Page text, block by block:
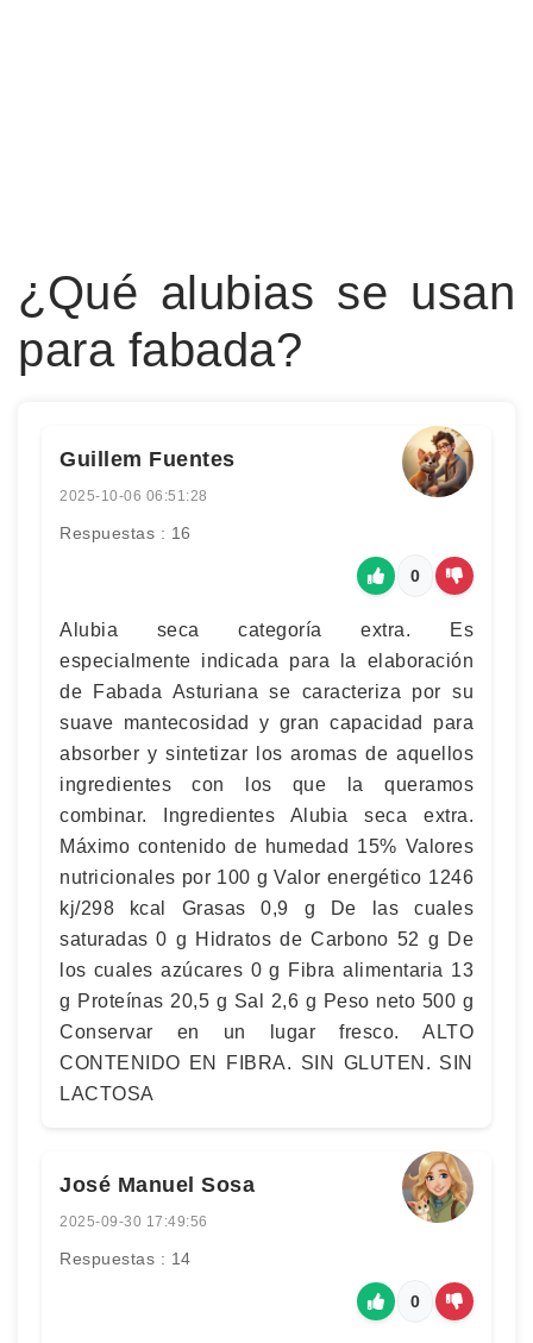
¿Qué alubias se usan
para fabada?
Guillem Fuentes
2025-10-06 06:51:28
Respuestas : 16
0
Alubia seca categoría extra. Es
especialmente indicada para la elaboración
de Fabada Asturiana se caracteriza por su
suave mantecosidad y gran capacidad para
absorber y sintetizar los aromas de aquellos
ingredientes con los que la queramos
combinar. Ingredientes Alubia seca extra.
Máximo contenido de humedad 15% Valores
nutricionales por 100 g Valor energético 1246
kj/298 kcal Grasas 0,9 g De las cuales
saturadas 0 g Hidratos de Carbono 52 g De
los cuales azúcares 0 g Fibra alimentaria 13
g Proteínas 20,5 g Sal 2,6 g Peso neto 500 g
Conservar en un lugar fresco. ALTO
CONTENIDO EN FIBRA. SIN GLUTEN. SIN
LACTOSA
José Manuel Sosa
2025-09-30 17:49:56
Respuestas : 14
0